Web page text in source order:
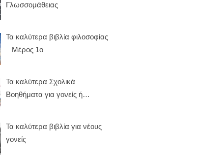
Γλωσσομάθειας
Τα καλύτερα βιβλία φιλοσοφίας
– Μέρος 1ο
Τα καλύτερα Σχολικά
Βοηθήματα για γονείς ή
Τα καλύτερα βιβλία για νέους
γονείς